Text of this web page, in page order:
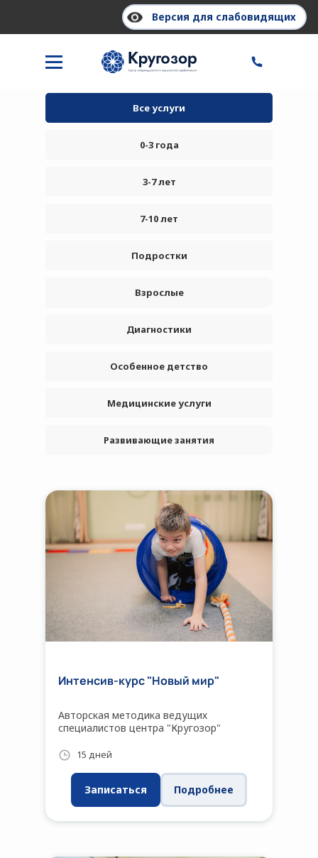
Версия для слабовидящих
Услуги и стоимость
Все услуги
0-3 года
3-7 лет
7-10 лет
Подростки
Взрослые
Диагностики
Особенное детство
Медицинские услуги
Развивающие занятия
Интенсив-курс "Новый мир"
Авторская методика ведущих
специалистов центра "Кругозор"
15 дней
Записаться Подробнее